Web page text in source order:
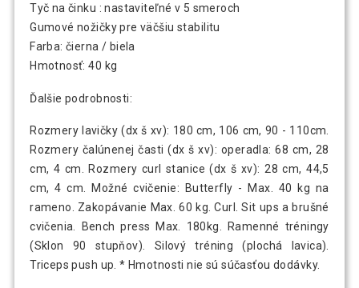
Tyč na činku : nastaviteľné v 5 smeroch
Gumové nožičky pre väčšiu stabilitu
Farba: čierna / biela
Hmotnosť: 40 kg
Ďalšie podrobnosti:
Rozmery lavičky (dx š xv): 180 cm, 106 cm, 90 - 110cm.
Rozmery čalúnenej časti (dx š xv): operadla: 68 cm, 28
cm, 4 cm. Rozmery curl stanice (dx š xv): 28 cm, 44,5
cm, 4 cm. Možné cvičenie: Butterfly - Max. 40 kg na
rameno. Zakopávanie Max. 60 kg. Curl. Sit ups a brušné
cvičenia. Bench press Max. 180kg. Ramenné tréningy
(Sklon 90 stupňov). Silový tréning (plochá lavica).
Triceps push up. * Hmotnosti nie sú súčasťou dodávky.